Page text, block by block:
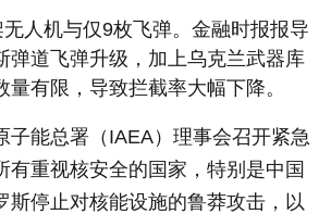
人机与仅9枚飞弹。金融时报报导
弹道飞弹升级，加上乌克兰武器库
量有限，导致拦截率大幅下降。
子能总署（IAEA）理事会召开紧急
有重视核安全的国家，特别是中国
斯停止对核能设施的鲁莽攻击，以